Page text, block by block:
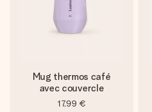
Mug thermos café
avec couvercle
17,99 €